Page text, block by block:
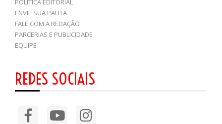
POLÍTICA EDITORIAL
ENVIE SUA PAUTA
FALE COM A REDAÇÃO
PARCERIAS E PUBLICIDADE
EQUIPE
REDES SOCIAIS